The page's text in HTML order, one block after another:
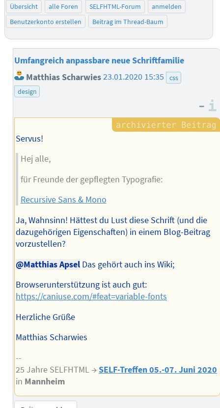
Übersicht alle Foren SELFHTML-Forum
anmelden
Benutzerkonto erstellen
Beitrag im Thread-Baum
Umfangreich anpassbare neue Schriftfamilie
Matthias Scharwies23.01.2020 15:35
css
design
–
Servus!
Hej alle,
für Freunde der gepflegten Typografie:
Recursive Sans & Mono
Ja, Wahnsinn! Hättest du Lust diese Schrift (und die
dazugehörigen Eigenschaften) in einem Blog-Beitrag
vorzustellen?
@Matthias ApselDas gehört auch ins Wiki;
Browserunterstützung ist auch gut:
https://caniuse.com/#feat=variable-fonts
Herzliche Grüße
Matthias Scharwies
--
25 Jahre SELFHTML →SELF-Treffen 05.-07. Juni 2020
in Mannheim